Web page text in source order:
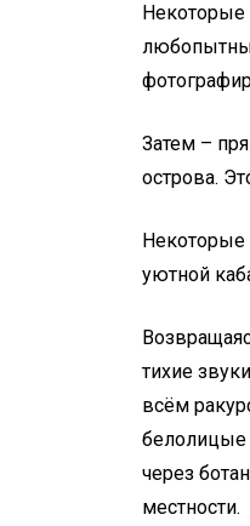
Некоторые
Затем –
острова.
уютной
тихие
всём
белолицые
через
местности.